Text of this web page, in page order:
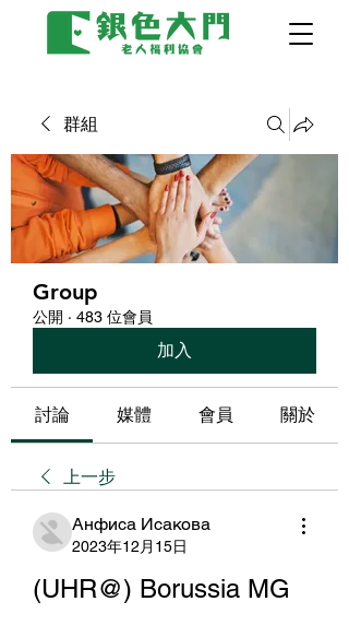
群組
Group
公開 · 483 位會員
加入
討論 媒體 會員 關於
上一步
Анфиса Исакова
2023年12月15日
(UHR@) Borussia MG